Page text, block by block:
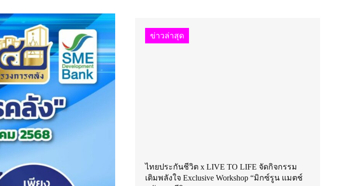
ข่าวล่าสุด
ไทยประกันชีวิต x LIVE TO LIFE จัดกิจกรรม
เติมพลังใจ Exclusive Workshop “มิกซ์รูน แมตช์